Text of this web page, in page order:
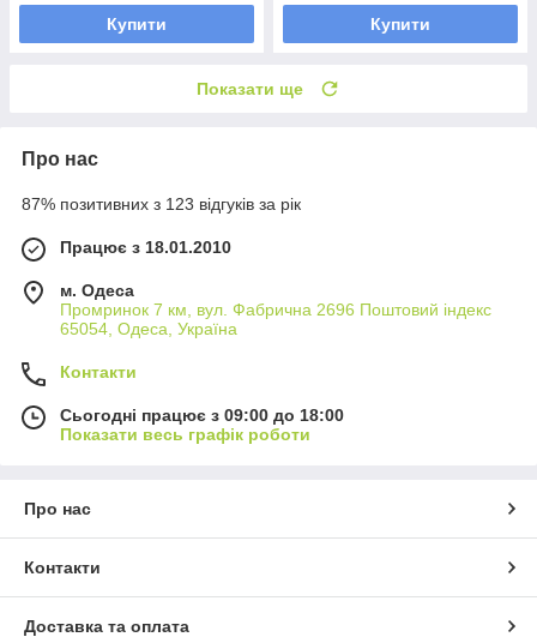
Купити Купити
Показати ще
Про нас
87% позитивних з 123 відгуків за рік
Працює з 18.01.2010
м. Одеса
Промринок 7 км, вул. Фабрична 2696 Поштовий індекс
65054, Одеса, Україна
Контакти
Сьогодні працює з 09:00 до 18:00
Показати весь графік роботи
Про нас
Контакти
Доставка та оплата